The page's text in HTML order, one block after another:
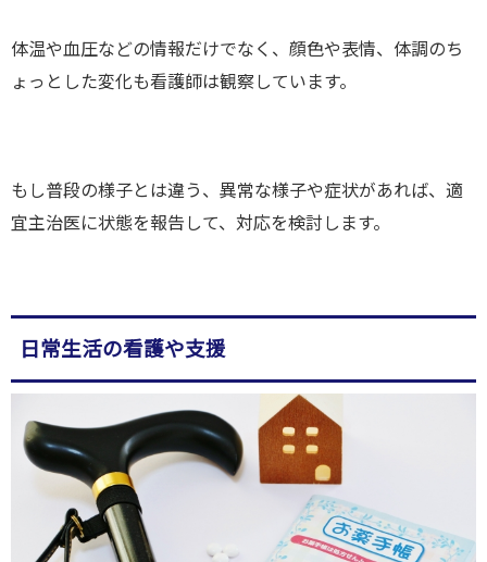
体温や血圧などの情報だけでなく、顔色や表情、体調のち
ょっとした変化も看護師は観察しています。
もし普段の様子とは違う、異常な様子や症状があれば、適
宜主治医に状態を報告して、対応を検討します。
日常生活の看護や支援